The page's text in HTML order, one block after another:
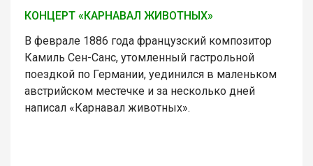
КОНЦЕРТ «КАРНАВАЛ ЖИВОТНЫХ»
В феврале 1886 года французский композитор
Камиль Сен-Санс, утомленный гастрольной
поездкой по Германии, уединился в маленьком
австрийском местечке и за несколько дней
написал «Карнавал животных».